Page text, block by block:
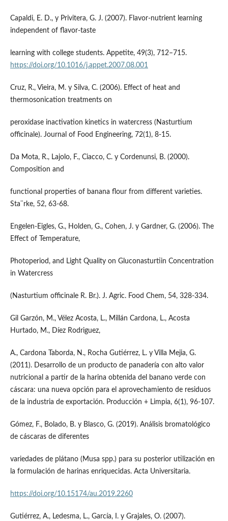
Capaldi, E. D., y Privitera, G. J. (2007). Flavor-nutrient learning
independent of flavor-taste
learning with college students. Appetite, 49(3), 712–715.
https://doi.org/10.1016/j.appet.2007.08.001
Cruz, R., Vieira, M. y Silva, C. (2006). Effect of heat and
thermosonication treatments on
peroxidase inactivation kinetics in watercress (Nasturtium
officinale). Journal of Food Engineering, 72(1), 8-15.
Da Mota, R., Lajolo, F., Ciacco, C. y Cordenunsi, B. (2000).
Composition and
functional properties of banana flour from different varieties.
Sta¨rke, 52, 63-68.
Engelen-Eigles, G., Holden, G., Cohen, J. y Gardner, G. (2006). The
Effect of Temperature,
Photoperiod, and Light Quality on Gluconasturtiin Concentration
in Watercress
(Nasturtium officinale R. Br.). J. Agric. Food Chem, 54, 328-334.
Gil Garzón, M., Vélez Acosta, L., Millán Cardona, L., Acosta
Hurtado, M., Díez Rodriguez,
A., Cardona Taborda, N., Rocha Gutiérrez, L. y Villa Mejia, G.
(2011). Desarrollo de un producto de panadería con alto valor
nutricional a partir de la harina obtenida del banano verde con
cáscara: una nueva opción para el aprovechamiento de residuos
de la industria de exportación. Producción + Limpia, 6(1), 96-107.
Gómez, F., Bolado, B. y Blasco, G. (2019). Análisis bromatológico
de cáscaras de diferentes
variedades de plátano (Musa spp.) para su posterior utilización en
la formulación de harinas enriquecidas. Acta Universitaria.
https://doi.org/10.15174/au.2019.2260
Gutiérrez, A., Ledesma, L., García, I. y Grajales, O. (2007).